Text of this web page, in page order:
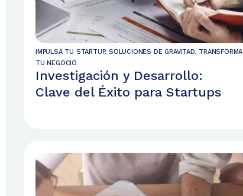
IMPULSA TU STARTUP,SOLUCIONES DE GRAVITAD, TRANSFORMA
TU NEGOCIO
Investigación y Desarrollo:
Clave del Éxito para Startups